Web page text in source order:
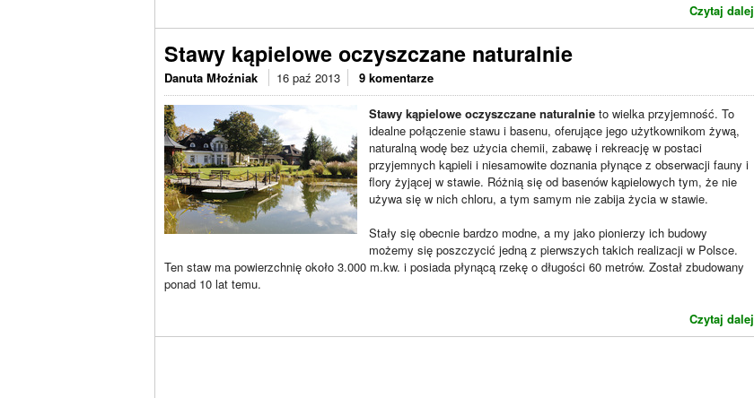
Czytaj dalej
Stawy kąpielowe oczyszczane naturalnie
Danuta Młoźniak 16 paź 2013 9 komentarze
Stawy kąpielowe oczyszczane naturalnie to wielka przyjemność. To
idealne połączenie stawu i basenu, oferujące jego użytkownikom żywą,
naturalną wodę bez użycia chemii, zabawę i rekreację w postaci
przyjemnych kąpieli i niesamowite doznania płynące z obserwacji fauny i
flory żyjącej w stawie. Różnią się od basenów kąpielowych tym, że nie
używa się w nich chloru, a tym samym nie zabija życia w stawie.
Stały się obecnie bardzo modne, a my jako pionierzy ich budowy
możemy się poszczycić jedną z pierwszych takich realizacji w Polsce.
Ten staw ma powierzchnię około 3.000 m.kw. i posiada płynącą rzekę o długości 60 metrów. Został zbudowany
ponad 10 lat temu.
Czytaj dalej